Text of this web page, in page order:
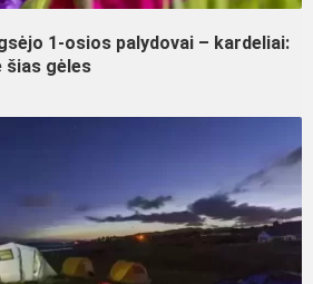
1-osios palydovai – kardeliai:
šias gėles